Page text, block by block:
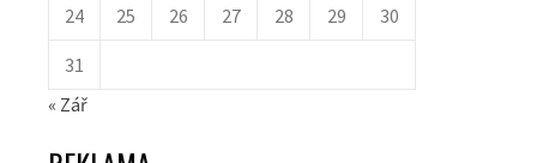
24 25 26 27 28 29 30
31
« Zář